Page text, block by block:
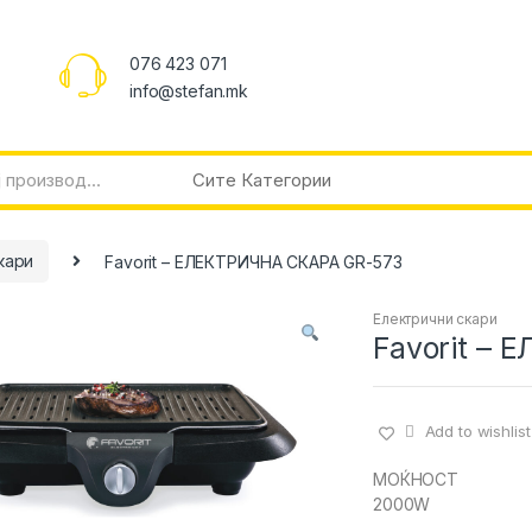
076 423 071
info@stefan.mk
Favorit – ЕЛЕКТРИЧНА СКАРА GR-573
Електрични скари
Favorit –
Add to wishlist
MOЌНОСТ
2000W